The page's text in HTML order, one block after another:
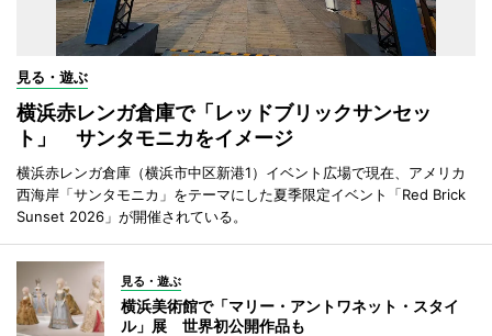
見る・遊ぶ
横浜赤レンガ倉庫で「レッドブリックサンセッ
ト」 サンタモニカをイメージ
横浜赤レンガ倉庫（横浜市中区新港1）イベント広場で現在、アメリカ
西海岸「サンタモニカ」をテーマにした夏季限定イベント「Red Brick
Sunset 2026」が開催されている。
見る・遊ぶ
横浜美術館で「マリー・アントワネット・スタイ
ル」展 世界初公開作品も